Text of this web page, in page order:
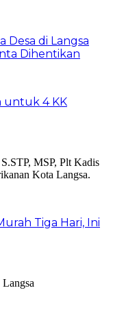
Desa di Langsa
Dihentikan
untuk 4 KK
Tiga Hari, Ini